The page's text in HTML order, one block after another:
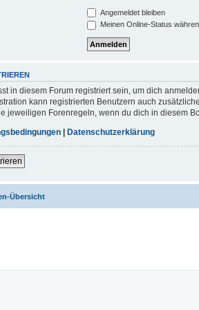
Angemeldet bleiben
Meinen Online-Status
in diesem Forum registriert sein, um dich
kann registrierten Benutzern auch
jeweiligen Forenregeln, wenn du dich in diesem
Datenschutzerklärung
Übersicht